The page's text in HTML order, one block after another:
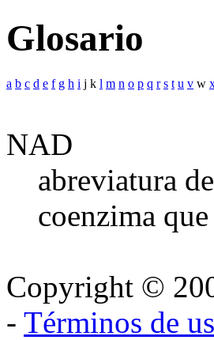
Glosario
a b c d e f g h i j k l m n o p q r s t u v w
NAD
abreviatura
coenzima
Copyright ©
- Términos de